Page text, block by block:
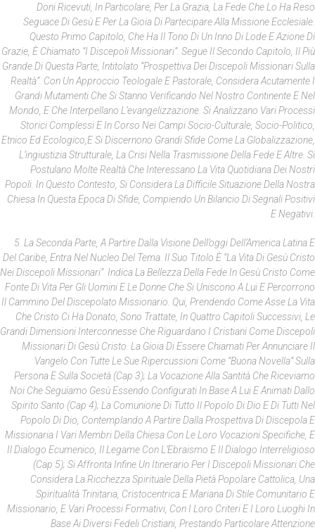
Doni Ricevuti, In Particolare, Per La Grazia, La Fede Che Lo Ha Reso
Seguace Di Gesù E Per La Gioia Di Partecipare Alla Missione Ecclesiale.
Questo Primo Capitolo, Che Ha Il Tono Di Un Inno Di Lode E Azione Di
Grazie, È Chiamato “I Discepoli Missionari”. Segue Il Secondo Capitolo, Il Più
Grande Di Questa Parte, Intitolato “Prospettiva Dei Discepoli Missionari Sulla
Realtà”. Con Un Approccio Teologale E Pastorale, Considera Acutamente I
Grandi Mutamenti Che Si Stanno Verificando Nel Nostro Continente E Nel
Mondo, E Che Interpellano L’evangelizzazione. Si Analizzano Vari Processi
Storici Complessi E In Corso Nei Campi Socio-Culturale, Socio-Politico,
Etnico Ed Ecologico,e Si Discernono Grandi Sfide Come La Globalizzazione,
L’ingiustizia Strutturale, La Crisi Nella Trasmissione Della Fede E Altre. Si
Postulano Molte Realtà Che Interessano La Vita Quotidiana Dei Nostri
Popoli. In Questo Contesto, Si Considera La Difficile Situazione Della Nostra
Chiesa In Questa Epoca Di Sfide, Compiendo Un Bilancio Di Segnali Positivi
E Negativi.
5. La Seconda Parte, A Partire Dalla Visione Dell’oggi Dell’America Latina E
Del Caribe, Entra Nel Nucleo Del Tema. Il Suo Titolo È “La Vita Di Gesù Cristo
Nei Discepoli Missionari”. Indica La Bellezza Della Fede In Gesù Cristo Come
Fonte Di Vita Per Gli Uomini E Le Donne Che Si Uniscono A Lui E Percorrono
Il Cammino Del Discepolato Missionario. Qui, Prendendo Come Asse La Vita
Che Cristo Ci Ha Donato, Sono Trattate, In Quattro Capitoli Successivi, Le
Grandi Dimensioni Interconnesse Che Riguardano I Cristiani Come Discepoli
Missionari Di Gesù Cristo. La Gioia Di Essere Chiamati Per Annunciare Il
Vangelo Con Tutte Le Sue Ripercussioni Come “Buona Novella” Sulla
Persona E Sulla Società (cap 3); La Vocazione Alla Santità Che Riceviamo
Noi Che Seguiamo Gesù Essendo Configurati In Base A Lui E Animati Dallo
Spirito Santo (cap 4); La Comunione Di Tutto Il Popolo Di Dio E Di Tutti Nel
Popolo Di Dio, Contemplando A Partire Dalla Prospettiva Di Discepola E
Missionaria I Vari Membri Della Chiesa Con Le Loro Vocazioni Specifiche, E
Il Dialogo Ecumenico, Il Legame Con L’Ebraismo E Il Dialogo Interreligioso
(cap 5); Si Affronta Infine Un Itinerario Per I Discepoli Missionari Che
Considera La Ricchezza Spirituale Della Pietà Popolare Cattolica, Una
Spiritualità Trinitaria, Cristocentrica E Mariana Di Stile Comunitario E
Missionario, E Vari Processi Formativi, Con I Loro Criteri E I Loro Luoghi In
Base Ai Diversi Fedeli Cristiani, Prestando Particolare Attenzione